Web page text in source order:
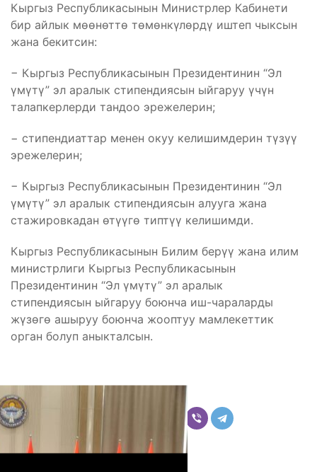
Кыргыз Республикасынын Министрлер Кабинети
бир айлык мөөнөттө төмөнкүлөрдү иштеп чыксын
жана бекитсин:
− Кыргыз Республикасынын Президентинин “Эл
үмүтү” эл аралык стипендиясын ыйгаруу үчүн
талапкерлерди тандоо эрежелерин;
− стипендиаттар менен окуу келишимдерин түзүү
эрежелерин;
− Кыргыз Республикасынын Президентинин “Эл
үмүтү” эл аралык стипендиясын алууга жана
стажировкадан өтүүгө типтүү келишимди.
Кыргыз Республикасынын Билим берүү жана илим
министрлиги Кыргыз Республикасынын
Президентинин “Эл үмүтү” эл аралык
стипендиясын ыйгаруу боюнча иш-чараларды
жүзөгө ашыруу боюнча жооптуу мамлекеттик
орган болуп аныкталсын.
Комментарийлер